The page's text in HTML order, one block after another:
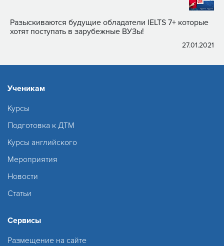
Разыскиваются будущие обладатели IELTS 7+ которые
хотят поступать в зарубежные ВУЗы!
27.01.2021
Ученикам
Курсы
Подготовка к ДТМ
Курсы английского
Мероприятия
Новости
Статьи
Сервисы
Размещение на сайте